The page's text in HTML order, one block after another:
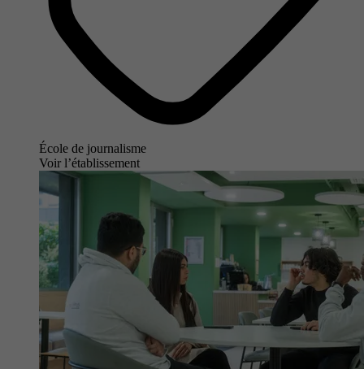
École de journalisme
Voir l’établissement